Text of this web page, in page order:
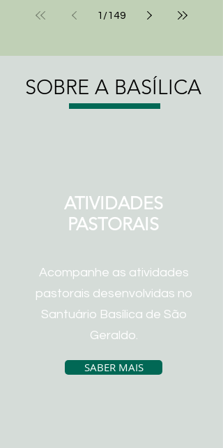
1 /149
SOBRE A BASÍLICA
ATIVIDADES
PASTORAIS
Acompanhe as atividades
pastorais desenvolvidas no
Santuário Basílica de São
Geraldo.
SABER MAIS